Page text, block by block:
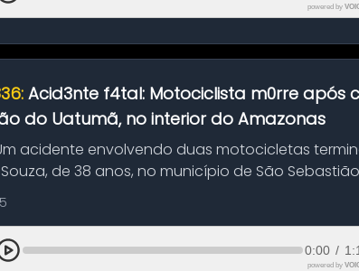
powered by
Acid3nte f4tal: Motociclista m0rre após
do Uatumã, no interior do Amazonas
acidente envolvendo duas motocicletas
de 38 anos, no município de São
ocorreu n...
0:00 /
powered by